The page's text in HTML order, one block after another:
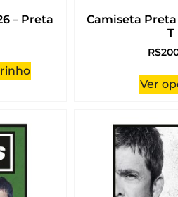
– Preta
Camiseta
T
R$
Ver